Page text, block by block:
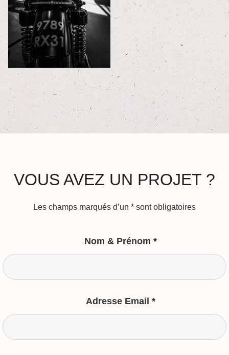
VOUS AVEZ UN PROJET ?
Les champs marqués d’un * sont obligatoires
Nom & Prénom *
Adresse Email *